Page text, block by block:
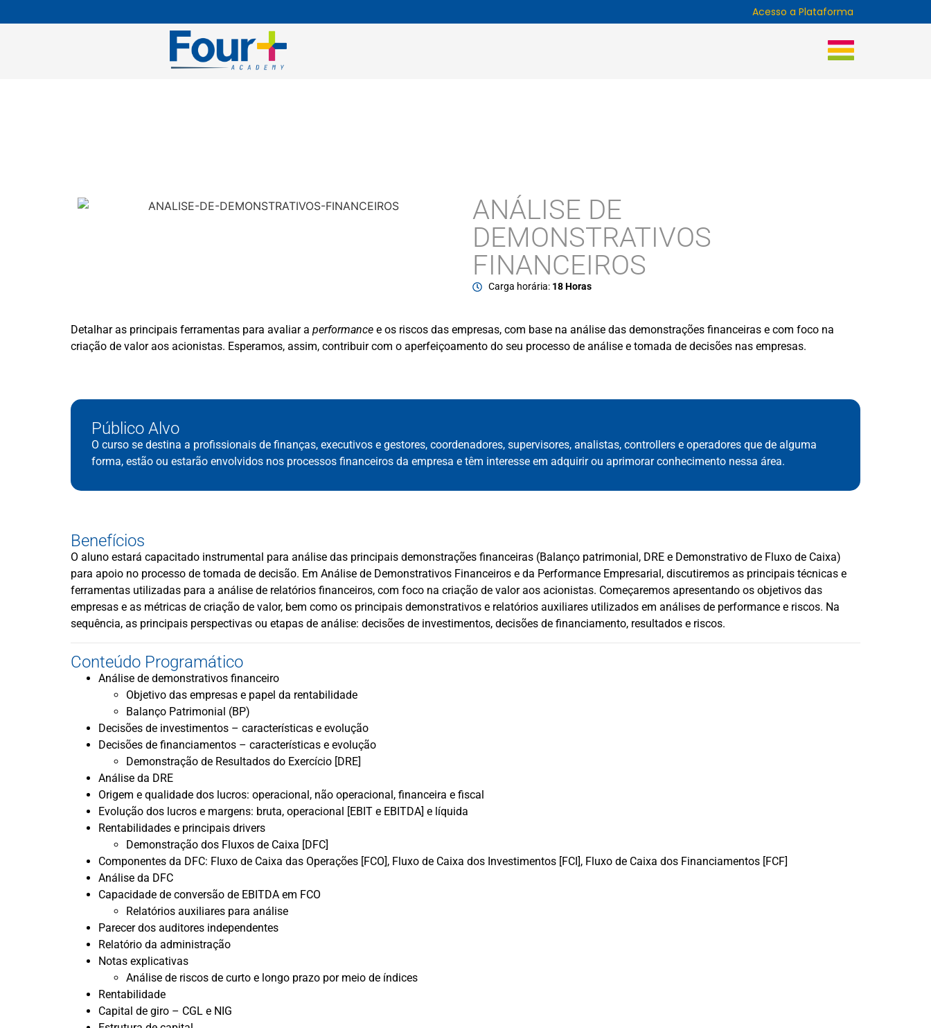
Acesso a Plataforma
ANÁLISE DE
DEMONSTRATIVOS
FINANCEIROS
Carga horária: 18 Horas
Detalhar as principais ferramentas para avaliar a performance e os riscos das empresas, com base na análise das demonstrações financeiras e com foco na
criação de valor aos acionistas. Esperamos, assim, contribuir com o aperfeiçoamento do seu processo de análise e tomada de decisões nas empresas.
Público Alvo
O curso se destina a profissionais de finanças, executivos e gestores, coordenadores, supervisores, analistas, controllers e operadores que de alguma
forma, estão ou estarão envolvidos nos processos financeiros da empresa e têm interesse em adquirir ou aprimorar conhecimento nessa área.
Benefícios
O aluno estará capacitado instrumental para análise das principais demonstrações financeiras (Balanço patrimonial, DRE e Demonstrativo de Fluxo de Caixa)
para apoio no processo de tomada de decisão. Em Análise de Demonstrativos Financeiros e da Performance Empresarial, discutiremos as principais técnicas e
ferramentas utilizadas para a análise de relatórios financeiros, com foco na criação de valor aos acionistas. Começaremos apresentando os objetivos das
empresas e as métricas de criação de valor, bem como os principais demonstrativos e relatórios auxiliares utilizados em análises de performance e riscos. Na
sequência, as principais perspectivas ou etapas de análise: decisões de investimentos, decisões de financiamento, resultados e riscos.
Conteúdo Programático
Análise de demonstrativos financeiro
Objetivo das empresas e papel da rentabilidade
Balanço Patrimonial (BP)
Decisões de investimentos – características e evolução
Decisões de financiamentos – características e evolução
Demonstração de Resultados do Exercício [DRE]
Análise da DRE
Origem e qualidade dos lucros: operacional, não operacional, financeira e fiscal
Evolução dos lucros e margens: bruta, operacional [EBIT e EBITDA] e líquida
Rentabilidades e principais drivers
Demonstração dos Fluxos de Caixa [DFC]
Componentes da DFC: Fluxo de Caixa das Operações [FCO], Fluxo de Caixa dos Investimentos [FCI], Fluxo de Caixa dos Financiamentos [FCF]
Análise da DFC
Capacidade de conversão de EBITDA em FCO
Relatórios auxiliares para análise
Parecer dos auditores independentes
Relatório da administração
Notas explicativas
Análise de riscos de curto e longo prazo por meio de índices
Rentabilidade
Capital de giro – CGL e NIG